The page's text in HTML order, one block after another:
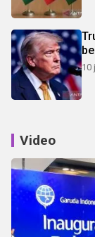
10
Video